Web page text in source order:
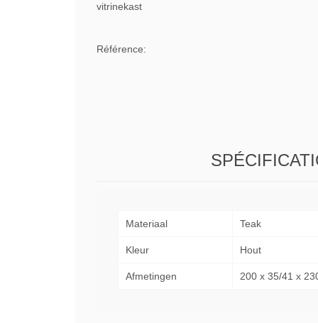
vitrinekast
Référence:
Materiaal Teak
Kleur Hout
Afmetingen 200 x 35/41 x